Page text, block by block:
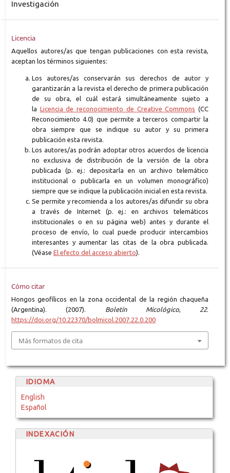
Investigación
Licencia
Aquellos autores/as que tengan publicaciones con esta revista,
aceptan los términos siguientes:
Los autores/as conservarán sus derechos de autor y
garantizarán a la revista el derecho de primera publicación
de su obra, el cuál estará simultáneamente sujeto a
la Licencia de reconocimiento de Creative Commons (CC
Reconocimiento 4.0) que permite a terceros compartir la
obra siempre que se indique su autor y su primera
publicación esta revista.
Los autores/as podrán adoptar otros acuerdos de licencia
no exclusiva de distribución de la versión de la obra
publicada (p. ej.: depositarla en un archivo telemático
institucional o publicarla en un volumen monográfico)
siempre que se indique la publicación inicial en esta revista.
Se permite y recomienda a los autores/as difundir su obra
a través de Internet (p. ej.: en archivos telemáticos
institucionales o en su página web) antes y durante el
proceso de envío, lo cual puede producir intercambios
interesantes y aumentar las citas de la obra publicada.
(Véase El efecto del acceso abierto).
Cómo citar
Hongos geofílicos en la zona occidental de la región chaqueña
(Argentina). (2007).
Boletín Micológico, 22.
https://doi.org/10.22370/bolmicol.2007.22.0.200
Más formatos de cita
IDIOMA
English
Español
INDEXACIÓN